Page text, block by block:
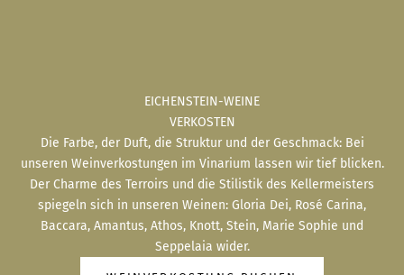
EICHENSTEIN-WEINE
VERKOSTEN
Die Farbe, der Duft, die Struktur und der Geschmack: Bei
unseren Weinverkostungen im Vinarium lassen wir tief blicken.
Der Charme des Terroirs und die Stilistik des Kellermeisters
spiegeln sich in unseren Weinen: Gloria Dei, Rosé Carina,
Baccara, Amantus, Athos, Knott, Stein, Marie Sophie und
Seppelaia wider.